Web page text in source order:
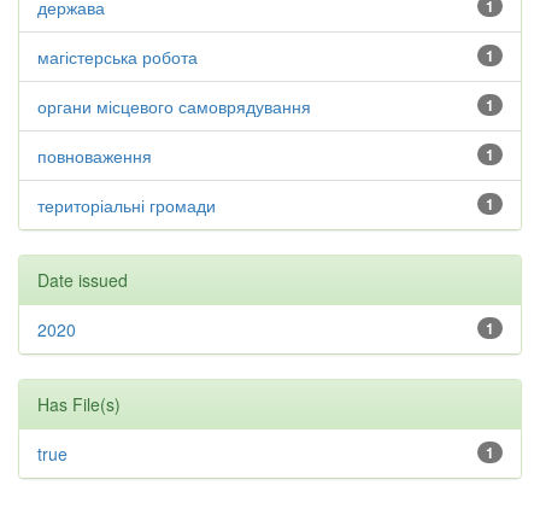
1
держава
1
магістерська робота
1
органи місцевого самоврядування
1
повноваження
1
територіальні громади
Date issued
1
2020
Has File(s)
1
true